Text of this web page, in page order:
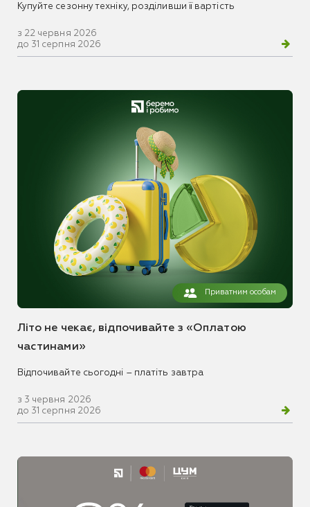
Купуйте сезонну техніку, розділивши її вартість
з 22 червня 2026
до 31 серпня 2026
Приватним особам
Літо не чекає, відпочивайте з «Оплатою
частинами»
Відпочивайте сьогодні – платіть завтра
з 3 червня 2026
до 31 серпня 2026